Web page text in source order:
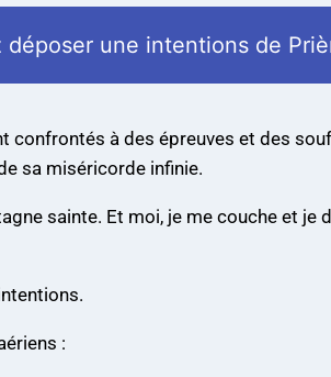
déposer une intentions de
confrontés à des épreuves et des
sa miséricorde infinie.
sainte. Et moi, je me couche et je
: